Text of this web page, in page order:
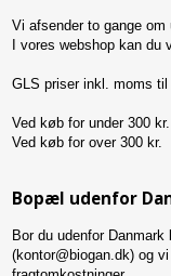
Vi afsender to gange om
I vores webshop kan du
GLS priser inkl. moms
Ved køb for under
Ved køb for over 300 kr.
Bopæl udenfor
Bor du udenfor Danmark
(kontor@biogan.dk) og